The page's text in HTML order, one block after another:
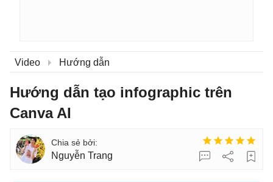
Video Hướng dẫn
Hướng dẫn tạo infographic trên
Canva AI
Nguyễn Trang